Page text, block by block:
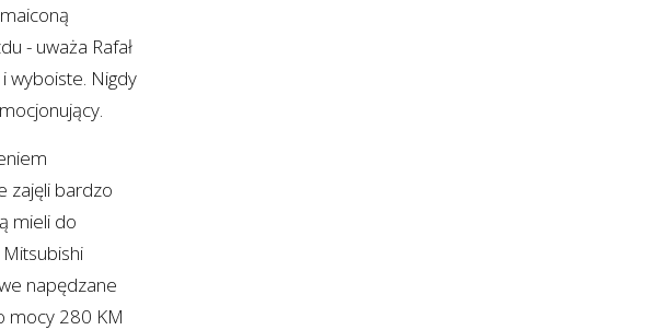
- uważa Rafał
wyboiste. Nigdy
zajęli bardzo
mieli do
napędzane
mocy 280 KM